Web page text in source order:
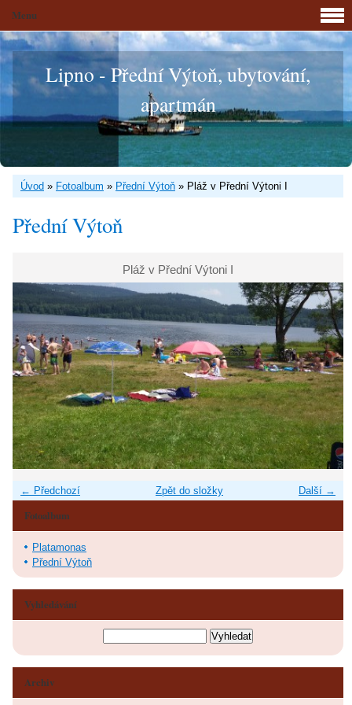
Lipno - Přední Výtoň, ubytování,
apartmán
Úvod » Fotoalbum » Přední Výtoň » Pláž v Přední Výtoni I
Přední Výtoň
Pláž v Přední Výtoni I
← Předchozí Další →
Zpět do složky
Menu
Fotoalbum
Platamonas
Přední Výtoň
Vyhledávání
Archiv